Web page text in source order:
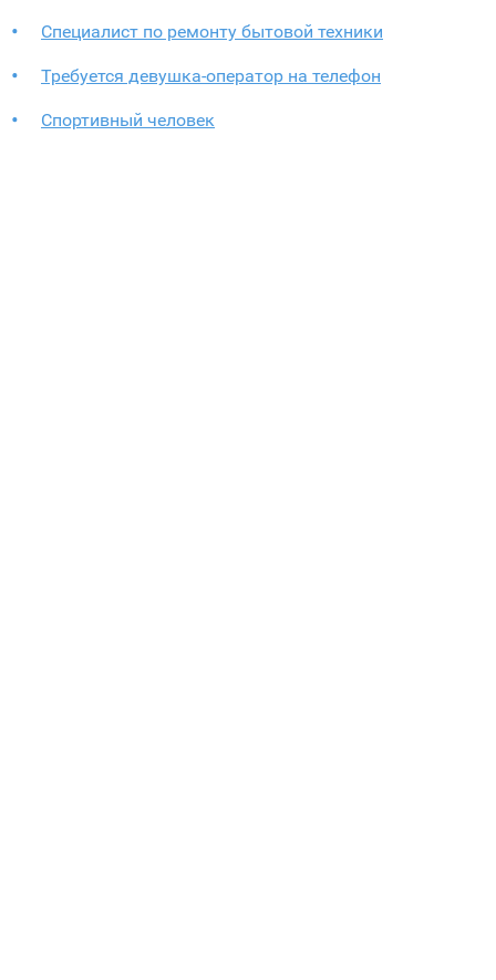
Специалист по ремонту бытовой техники
Требуется девушка-оператор на телефон
Спортивный человек